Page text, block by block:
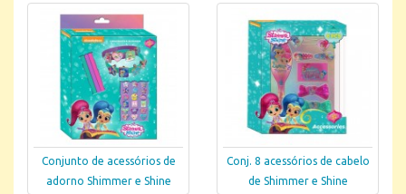
Conjunto de acessórios de
adorno Shimmer e Shine
Conj. 8 acessórios de cabelo
de Shimmer e Shine